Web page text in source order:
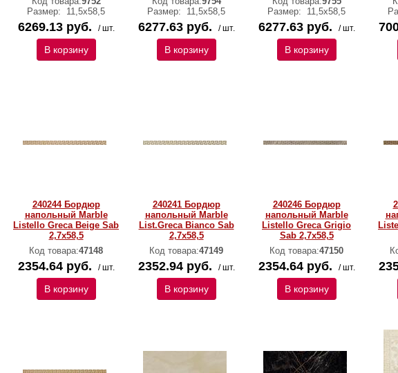
Размер:
11,5х58,5
6269.13 руб. / шт.
В корзину
Размер:
11,5х58,5
6277.63 руб. / шт.
В корзину
Размер:
11,5х58,5
6277.63 руб. / шт.
В корзину
240244 Бордюр
напольный Marble
Listello Greca Beige Sab
2,7x58,5
Код товара:47148
2354.64 руб. / шт.
В корзину
240241 Бордюр
напольный Marble
List.Greca Bianco Sab
2,7x58,5
Код товара:47149
2352.94 руб. / шт.
В корзину
240246 Бордюр
напольный Marble
Listello Greca Grigio
Sab 2,7x58,5
Код товара:47150
2354.64 руб. / шт.
В корзину